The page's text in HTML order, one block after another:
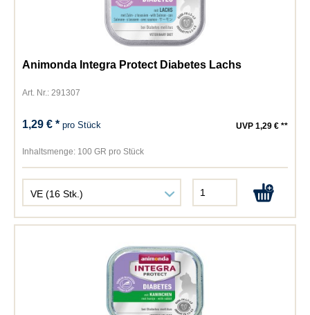
Animonda Integra Protect Diabetes Lachs
Art. Nr.: 291307
1,29 € *pro Stück UVP 1,29 € **
Inhaltsmenge: 100 GR pro Stück